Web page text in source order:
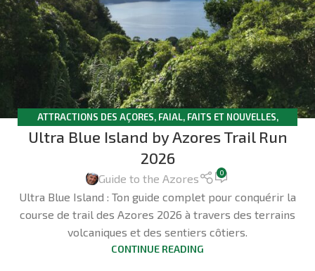
ATTRACTIONS DES AÇORES, FAIAL, FAITS ET NOUVELLES,
RANDONNÉE
Ultra Blue Island by Azores Trail Run
2026
Guide to the Azores 0
Ultra Blue Island : Ton guide complet pour conquérir la
course de trail des Azores 2026 à travers des terrains
volcaniques et des sentiers côtiers.
CONTINUE READING